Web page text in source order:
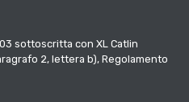
sottoscritta con XL Catlin
2, lettera b), Regolamento